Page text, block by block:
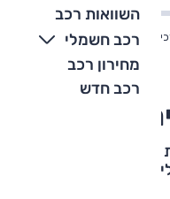
השוואות רכב
רכב חשמלי
מחירון רכב
רכב חדש
(עם וידאו)
(עם וידאו)
– סיאט מי.
לבלום לבד מול